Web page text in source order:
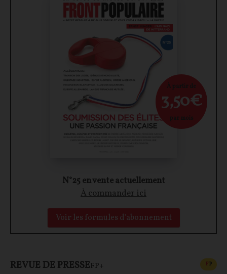
N°25 en vente actuellement
À commander ici
Voir les formules d'abonnement
À partir de
3,50€
par mois
REVUE DE PRESSEFP+ FP